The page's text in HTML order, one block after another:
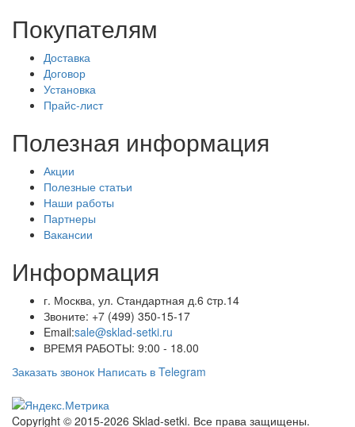
Покупателям
Доставка
Договор
Установка
Прайс-лист
Полезная информация
Акции
Полезные статьи
Наши работы
Партнеры
Вакансии
Информация
г. Москва, ул. Стандартная д.6 cтр.14
Звоните: +7 (499) 350-15-17
Email:sale@sklad-setki.ru
ВРЕМЯ РАБОТЫ: 9:00 - 18.00
Заказать звонок Написать в Telegram
Copyright © 2015-2026 Sklad-setki. Все права защищены.